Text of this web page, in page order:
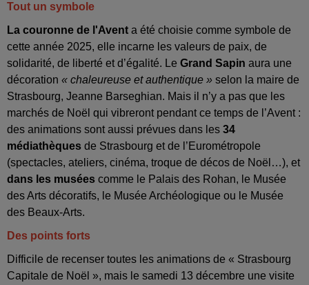
Tout un symbole
La couronne de l'Avent a été choisie comme symbole de
cette année 2025, elle incarne les valeurs de paix, de
solidarité, de liberté et d’égalité. Le Grand Sapin aura une
décoration « chaleureuse et authentique » selon la maire de
Strasbourg, Jeanne Barseghian. Mais il n’y a pas que les
marchés de Noël qui vibreront pendant ce temps de l’Avent :
des animations sont aussi prévues dans les 34
médiathèques de Strasbourg et de l’Eurométropole
(spectacles, ateliers, cinéma, troque de décos de Noël…), et
dans les musées comme le Palais des Rohan, le Musée
des Arts décoratifs, le Musée Archéologique ou le Musée
des Beaux-Arts.
Des points forts
Difficile de recenser toutes les animations de « Strasbourg
Capitale de Noël », mais le samedi 13 décembre une visite